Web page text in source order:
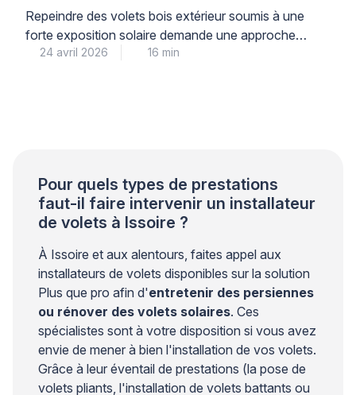
résultat durable
Repeindre des volets bois extérieur soumis à une
forte exposition solaire demande une approche
méthodique. Les rayons UV, la chaleur intense et les
24 avril 2026 16 min
Pour quels types de prestations
faut-il faire intervenir un installateur
de volets à Issoire ?
À Issoire et aux alentours, faites appel aux
installateurs de volets disponibles sur la solution
Plus que pro afin d'entretenir des persiennes
ou rénover des volets solaires. Ces
spécialistes sont à votre disposition si vous avez
envie de mener à bien l'installation de vos volets.
Grâce à leur éventail de prestations (la pose de
volets pliants, l'installation de volets battants ou